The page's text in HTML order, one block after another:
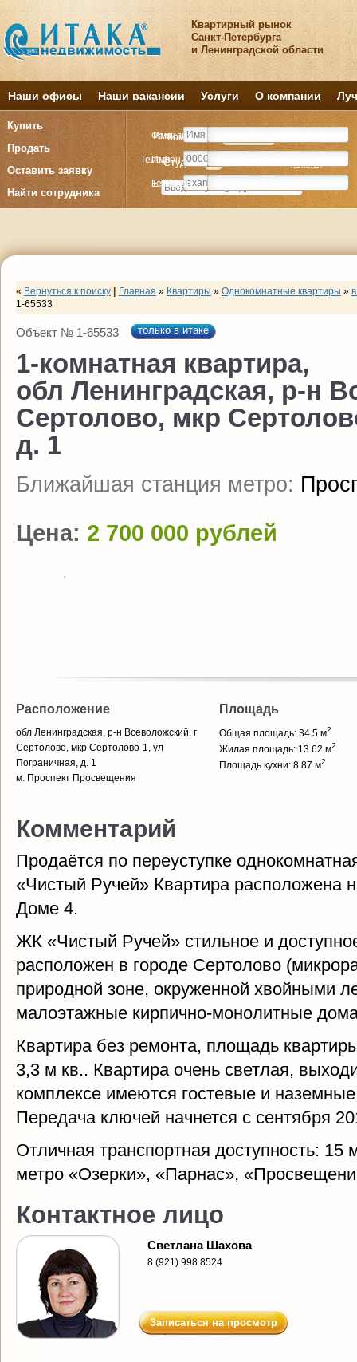
Квартирный рынок
Санкт-Петербурга
и Ленинградской области
Наши офисы Наши вакансии Услуги О компании
Купить
Продать
Оставить заявку
Найти сотрудника
Комнату
Студия Комнат
Комнату
Студия Комнат
Имя
Телефон
E-mail
Фамилия
Имя
Телефон
« Вернуться к поиску Главная » Квартиры » Однокомнатные квартиры »
1-65533
Объект № 1-65533 только в итаке
1-комнатная квартира,
обл Ленинградская, р-н
Сертолово, мкр
д. 1
Ближайшая станция метро:
Цена: 2 700 000 рублей
Расположение
обл Ленинградская, р-н Всеволожский, г
Сертолово, мкр Сертолово-1, ул
Пограничная, д. 1
м. Проспект Просвещения
Площадь
Общая площадь: 34.5 м2
Жилая площадь: 13.62 м2
Площадь кухни: 8.87 м2
Комментарий
Продаётся по переуступке
«Чистый Ручей» Квартира расположена
Доме 4.
ЖК «Чистый Ручей» стильное и
расположен в городе Сертолово
природной зоне, окруженной хвойными
малоэтажные кирпично-монолитные
Квартира без ремонта, площадь
3,3 м кв.. Квартира очень светлая,
комплексе имеются гостевые и
Передача ключей начнется с сентября
Отличная транспортная доступность:
метро «Озерки», «Парнас»,
Контактное лицо
Светлана Шахова
8 (921) 998 8524
Записаться на просмотр